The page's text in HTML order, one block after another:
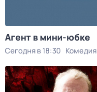
Агент в мини-юбке
Сегодня в 18:30 Комедия